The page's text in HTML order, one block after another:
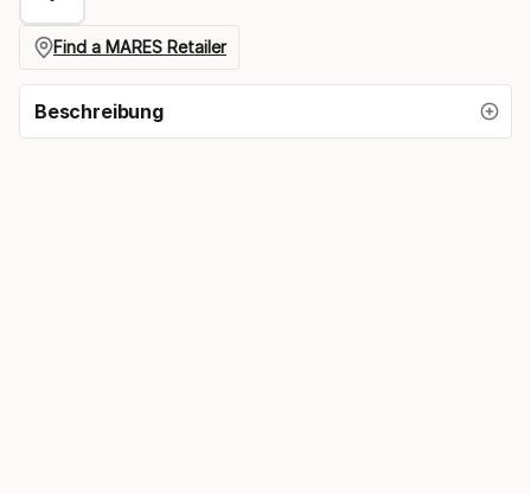
Find a MARES Retailer
Beschreibung